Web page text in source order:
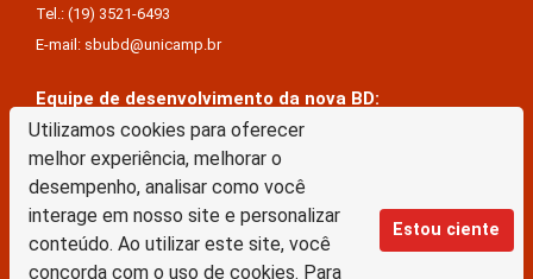
Utilizamos cookies para oferecer
melhor experiência, melhorar o
desempenho, analisar como você
interage em nosso site e personalizar
conteúdo. Ao utilizar este site, você
concorda com o uso de cookies. Para
Estou ciente
Tel.: (19) 3521-6493
E-mail: sbubd@unicamp.br
Equipe de desenvolvimento da nova BD:
Keite Aparecida Duarte
Márcio Vinícius De Jesus Almeida
Saul Victor De Castro E Silva
A Biblioteca Digital da Unicamp está licenciado com uma Licença Creative Commons –
Atribuição Sem Derivações 4.0 Internacional